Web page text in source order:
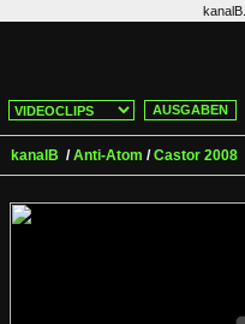
AUSGABEN
kanalB /Anti-Atom /Castor 2008